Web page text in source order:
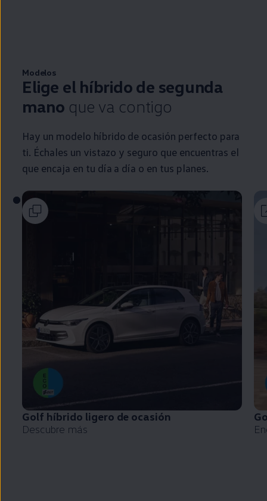
Modelos
Elige el híbrido de segunda
mano que va contigo
Hay un modelo híbrido de ocasión perfecto para
ti. Échales un vistazo y seguro que encuentras el
que encaja en tu día a día o en tus planes.
Golf híbrido ligero de ocasión
Descubre más